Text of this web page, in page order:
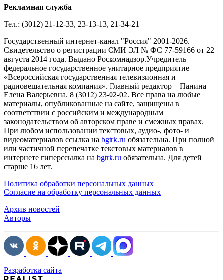
Рекламная служба
Тел.: (3012) 21-12-33, 23-13-13, 21-34-21
Государственный интернет-канал "Россия" 2001-2026.
Cвидетельство о регистрации СМИ ЭЛ № ФС 77-59166 от 22
августа 2014 года. Выдано Роскомнадзор.Учредитель –
федеральное государственное унитарное предприятие
«Всероссийская государственная телевизионная и
радиовещательная компания». Главный редактор – Панина
Елена Валерьевна. 8 (3012) 23-02-02. Все права на любые
материалы, опубликованные на сайте, защищены в
соответствии с российским и международным
законодательством об авторском праве и смежных правах.
При любом использовании текстовых, аудио-, фото- и
видеоматериалов ссылка на bgtrk.ru обязательна. При полной
или частичной перепечатке текстовых материалов в
интернете гиперссылка на bgtrk.ru обязательна. Для детей
старше 16 лет.
Политика обработки персональных данных
Согласие на обработку персональных данных
Архив новостей
Авторы
Разработка сайта